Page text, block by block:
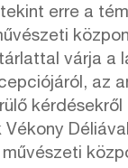
erre a
várja a
az
kérdésekről